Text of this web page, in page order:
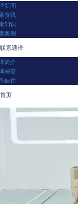
新闻
资讯
知识
案例
联系通泽
简介
荣誉
伙伴
首页